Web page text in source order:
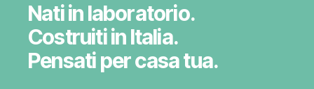
Nati in laboratorio.
Costruiti in Italia.
Pensati per casa tua.